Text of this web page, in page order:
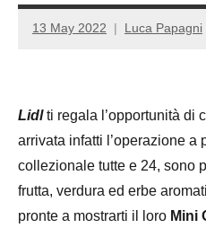
13 May 2022 Luca Papagni
Lidlti regala l’opportunità di
arrivata infatti l’operazione a
collezionale tutte e 24, sono
frutta, verdura ed erbe
pronte a mostrarti il loro Mini